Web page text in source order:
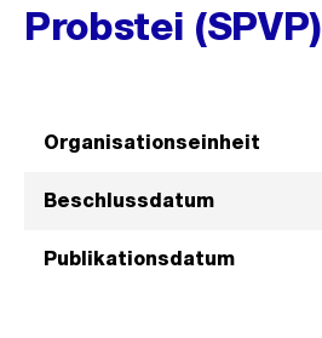
Probstei (SPVP)
Organisationseinheit
Beschlussdatum
Publikationsdatum